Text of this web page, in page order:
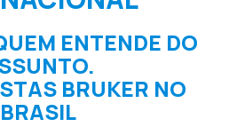
ENTENDE DO
BRUKER NO
BRASIL